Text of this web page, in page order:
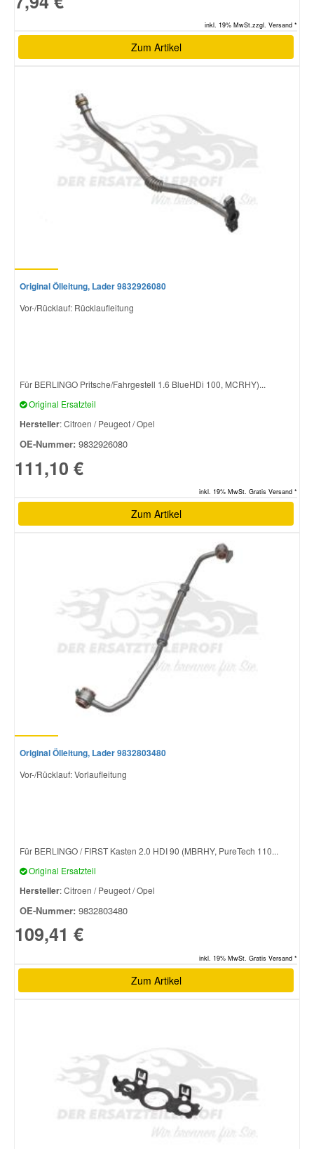
inkl. 19% MwSt.zzgl. Versand *
Zum Artikel
Original Ölleitung, Lader 9832926080
Vor-/Rücklauf: Rücklaufleitung
Für BERLINGO Pritsche/Fahrgestell 1.6 BlueHDi 100, MCRHY)...
Original Ersatzteil
Hersteller: Citroen / Peugeot / Opel
OE-Nummer: 9832926080
111,10 €
inkl. 19% MwSt. Gratis Versand *
Zum Artikel
Original Ölleitung, Lader 9832803480
Vor-/Rücklauf: Vorlaufleitung
Für BERLINGO / FIRST Kasten 2.0 HDI 90 (MBRHY, PureTech 110...
Original Ersatzteil
Hersteller: Citroen / Peugeot / Opel
OE-Nummer: 9832803480
109,41 €
inkl. 19% MwSt. Gratis Versand *
Zum Artikel